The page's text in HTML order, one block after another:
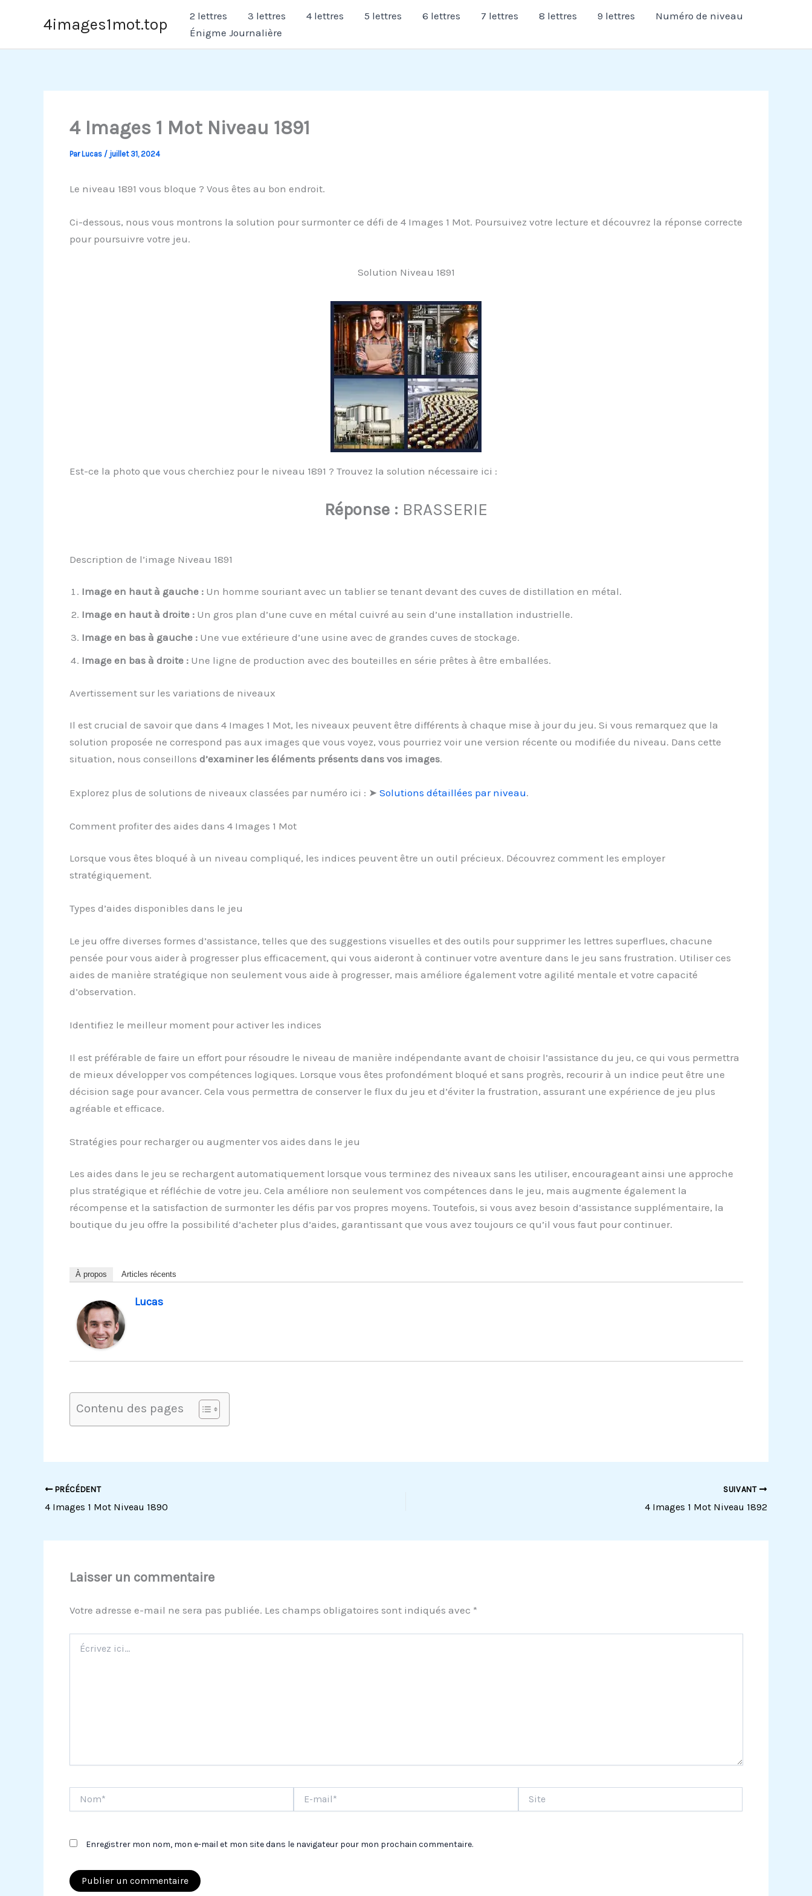
4images1mot.top 2 lettres 3 lettres 4 lettres 5 lettres 6 lettres 7 lettres 8 lettres 9 lettres
Numéro de niveau
Énigme Journalière
4 Images 1 Mot Niveau 1891
ParLucas / juillet 31, 2024
Le niveau 1891 vous bloque ? Vous êtes au bon endroit.
Ci-dessous, nous vous montrons la solution pour surmonter ce défi de 4 Images 1 Mot. Poursuivez votre lecture et découvrez la réponse correcte
pour poursuivre votre jeu.
Solution Niveau 1891
Est-ce la photo que vous cherchiez pour le niveau 1891 ? Trouvez la solution nécessaire ici :
Réponse : BRASSERIE
Description de l’image Niveau 1891
Image en haut à gauche :Un homme souriant avec un tablier se tenant devant des cuves de distillation en métal.
Image en haut à droite :Un gros plan d’une cuve en métal cuivré au sein d’une installation industrielle.
Image en bas à gauche :Une vue extérieure d’une usine avec de grandes cuves de stockage.
Image en bas à droite :Une ligne de production avec des bouteilles en série prêtes à être emballées.
Avertissement sur les variations de niveaux
Il est crucial de savoir que dans 4 Images 1 Mot, les niveaux peuvent être différents à chaque mise à jour du jeu. Si vous remarquez que la
solution proposée ne correspond pas aux images que vous voyez, vous pourriez voir une version récente ou modifiée du niveau. Dans cette
situation, nous conseillons d’examiner les éléments présents dans vos images.
Explorez plus de solutions de niveaux classées par numéro ici : ➤ Solutions détaillées par niveau.
Comment profiter des aides dans 4 Images 1 Mot
Lorsque vous êtes bloqué à un niveau compliqué, les indices peuvent être un outil précieux. Découvrez comment les employer
stratégiquement.
Types d’aides disponibles dans le jeu
Le jeu offre diverses formes d’assistance, telles que des suggestions visuelles et des outils pour supprimer les lettres superflues, chacune
pensée pour vous aider à progresser plus efficacement, qui vous aideront à continuer votre aventure dans le jeu sans frustration. Utiliser ces
aides de manière stratégique non seulement vous aide à progresser, mais améliore également votre agilité mentale et votre capacité
d’observation.
Identifiez le meilleur moment pour activer les indices
Il est préférable de faire un effort pour résoudre le niveau de manière indépendante avant de choisir l’assistance du jeu, ce qui vous permettra
de mieux développer vos compétences logiques. Lorsque vous êtes profondément bloqué et sans progrès, recourir à un indice peut être une
décision sage pour avancer. Cela vous permettra de conserver le flux du jeu et d’éviter la frustration, assurant une expérience de jeu plus
agréable et efficace.
Stratégies pour recharger ou augmenter vos aides dans le jeu
Les aides dans le jeu se rechargent automatiquement lorsque vous terminez des niveaux sans les utiliser, encourageant ainsi une approche
plus stratégique et réfléchie de votre jeu. Cela améliore non seulement vos compétences dans le jeu, mais augmente également la
récompense et la satisfaction de surmonter les défis par vos propres moyens. Toutefois, si vous avez besoin d’assistance supplémentaire, la
boutique du jeu offre la possibilité d’acheter plus d’aides, garantissant que vous avez toujours ce qu’il vous faut pour continuer.
À propos Articles récents
Lucas
Contenu des pages
PRÉCÉDENT
4 Images 1 Mot Niveau 1890
SUIVANT
4 Images 1 Mot Niveau 1892
Laisser un commentaire
Votre adresse e-mail ne sera pas publiée. Les champs obligatoires sont indiqués avec *
ici…
mail*
Enregistrer mon nom, mon e-mail et mon site dans le navigateur pour mon prochain commentaire.